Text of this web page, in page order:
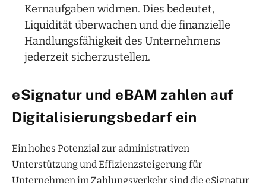
Kernaufgaben widmen. Dies bedeutet,
Liquidität überwachen und die finanzielle
Handlungsfähigkeit des Unternehmens
jederzeit sicherzustellen.
eSignatur und eBAM zahlen auf
Digitalisierungsbedarf ein
Ein hohes Potenzial zur administrativen
Unterstützung und Effizienzsteigerung für
Unternehmen im Zahlungsverkehr sind die eSignatur